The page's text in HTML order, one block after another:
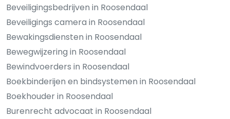
Beveiligingsbedrijven in Roosendaal
Beveiligings camera in Roosendaal
Bewakingsdiensten in Roosendaal
Bewegwijzering in Roosendaal
Bewindvoerders in Roosendaal
Boekbinderijen en bindsystemen in Roosendaal
Boekhouder in Roosendaal
Burenrecht advocaat in Roosendaal